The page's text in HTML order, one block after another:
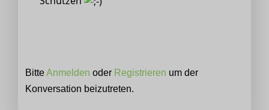
BitteAnmelden oder Registrieren um der
Konversation beizutreten.